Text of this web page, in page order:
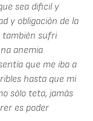
sea dificil y
y obligaciòn de la
tambièn sufri
anemia
que me iba a
hasta que mi
sòlo teta, jamàs
es poder